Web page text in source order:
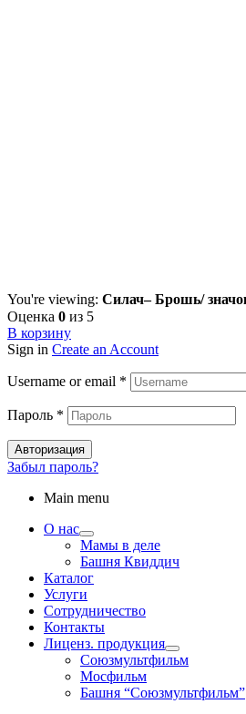
You're viewing: Силач– Брошь/
Оценка 0 из 5
В корзину
Sign in Create an Account
Username or email *
Пароль *
Авторизация
Забыл пароль?
Main menu
О нас
Мамы в деле
Башня Квиддич
Каталог
Услуги
Сотрудничество
Контакты
Лиценз. продукция
Союзмультфильм
Мосфильм
Башня “Союзмультфильм”